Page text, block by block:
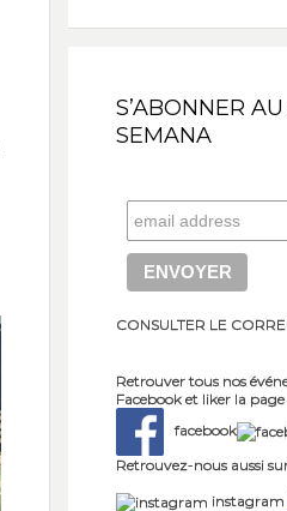
S’ABONNER
SEMANA
CONSULTER LE
Retrouver tous nos
Facebook et liker la page
facebook
Retrouvez-nous aussi
instagram